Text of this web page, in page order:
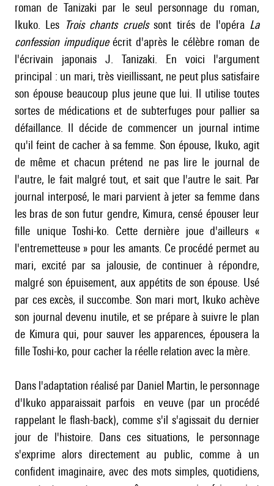
roman de Tanizaki par le seul personnage du roman,
Ikuko. Les Trois chants cruelssont tirés de l'opéra La
confession impudiqueécrit d'après le célèbre roman de
l'écrivain japonais J. Tanizaki. En voici l'argument
principal : un mari, très vieillissant, ne peut plus satisfaire
son épouse beaucoup plus jeune que lui. Il utilise toutes
sortes de médications et de subterfuges pour pallier sa
défaillance. Il décide de commencer un journal intime
qu'il feint de cacher à sa femme. Son épouse, Ikuko, agit
de même et chacun prétend ne pas lire le journal de
l'autre, le fait malgré tout, et sait que l'autre le sait. Par
journal interposé, le mari parvient à jeter sa femme dans
les bras de son futur gendre, Kimura, censé épouser leur
fille unique Toshi-ko. Cette dernière joue d'ailleurs «
l'entremetteuse » pour les amants. Ce procédé permet au
mari, excité par sa jalousie, de continuer à répondre,
malgré son épuisement, aux appétits de son épouse. Usé
par ces excès, il succombe. Son mari mort, Ikuko achève
son journal devenu inutile, et se prépare à suivre le plan
de Kimura qui, pour sauver les apparences, épousera la
fille Toshi-ko, pour cacher la réelle relation avec la mère.
Dans l'adaptation réalisé par Daniel Martin, le personnage
d'Ikuko apparaissait parfois en veuve (par un procédé
rappelant le flash-back), comme s'il s'agissait du dernier
jour de l'histoire. Dans ces situations, le personnage
s'exprime alors directement au public, comme à un
confident imaginaire, avec des mots simples, quotidiens,